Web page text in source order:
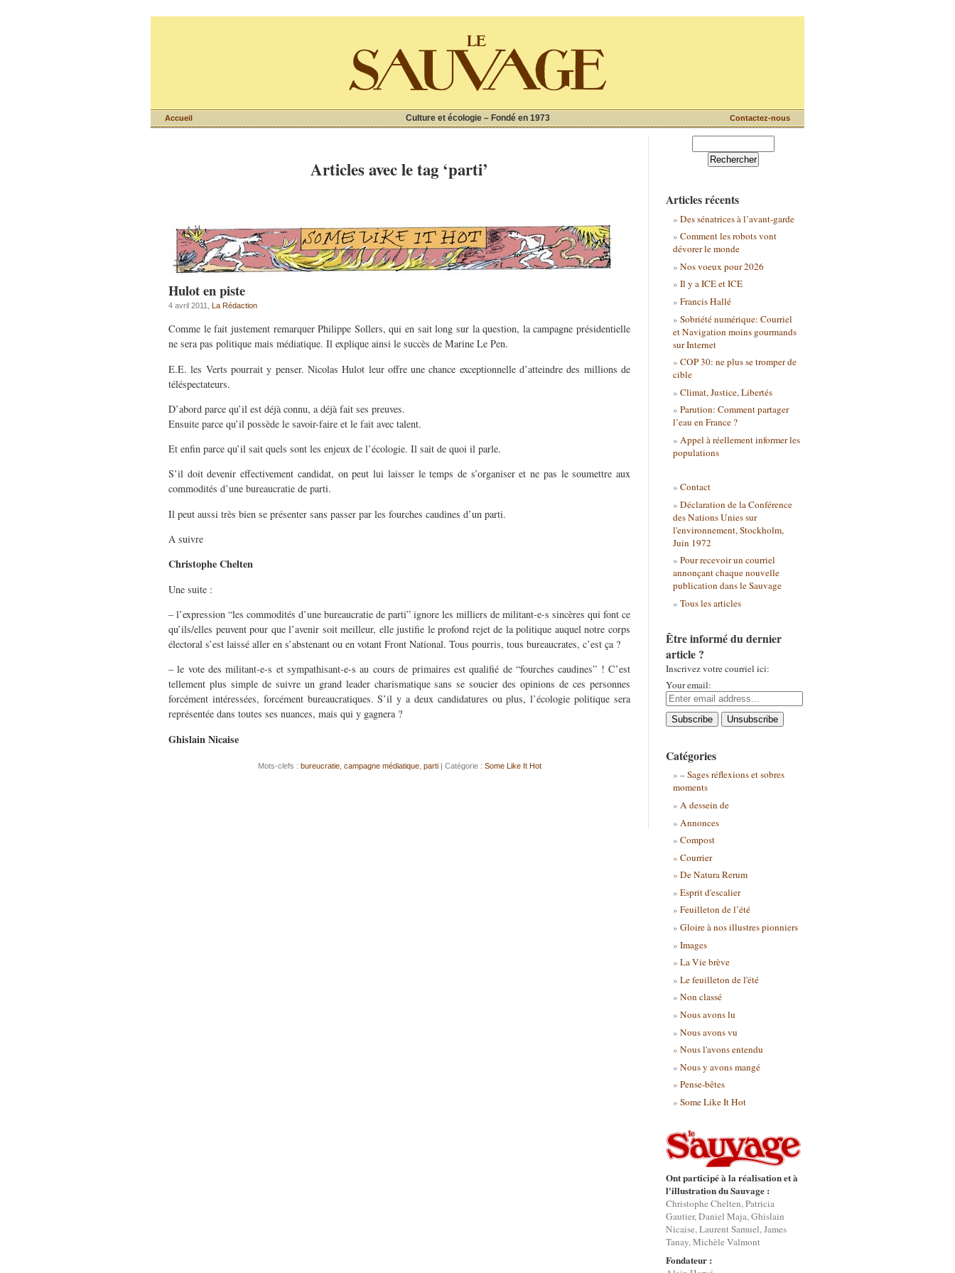
Culture et écologie – Fondé en 1973
Accueil Contactez-nous
Articles avec le tag ‘parti’
Hulot en piste
4 avril 2011, La Rédaction
Comme le fait justement remarquer Philippe Sollers, qui en sait long sur la question, la campagne présidentielle
ne sera pas politique mais médiatique. Il explique ainsi le succès de Marine Le Pen.
E.E. les Verts pourrait y penser. Nicolas Hulot leur offre une chance exceptionnelle d’atteindre des millions de
téléspectateurs.
D’abord parce qu’il est déjà connu, a déjà fait ses preuves.
Ensuite parce qu’il possède le savoir-faire et le fait avec talent.
Et enfin parce qu’il sait quels sont les enjeux de l’écologie. Il sait de quoi il parle.
S’il doit devenir effectivement candidat, on peut lui laisser le temps de s’organiser et ne pas le soumettre aux
commodités d’une bureaucratie de parti.
Il peut aussi très bien se présenter sans passer par les fourches caudines d’un parti.
A suivre
Christophe Chelten
Une suite :
– l’expression “les commodités d’une bureaucratie de parti” ignore les milliers de militant-e-s sincères qui font ce
qu’ils/elles peuvent pour que l’avenir soit meilleur, elle justifie le profond rejet de la politique auquel notre corps
électoral s’est laissé aller en s’abstenant ou en votant Front National. Tous pourris, tous bureaucrates, c’est ça ?
– le vote des militant-e-s et sympathisant-e-s au cours de primaires est qualifié de “fourches caudines” ! C’est
tellement plus simple de suivre un grand leader charismatique sans se soucier des opinions de ces personnes
forcément intéressées, forcément bureaucratiques. S’il y a deux candidatures ou plus, l’écologie politique sera
représentée dans toutes ses nuances, mais qui y gagnera ?
Ghislain Nicaise
Mots-clefs : bureucratie, campagne médiatique, parti| Catégorie : Some Like It Hot
Articles récents
Des sénatrices à l’avant-garde
Comment les robots vont
dévorer le monde
Nos voeux pour 2026
Il y a ICE et ICE
Francis Hallé
Sobriété numérique: Courriel
et Navigation moins gourmands
sur Internet
COP 30: ne plus se tromper de
cible
Climat, Justice, Libertés
Parution: Comment partager
l’eau en France ?
Appel à réellement informer les
populations
Contact
Déclaration de la Conférence
des Nations Unies sur
l'environnement, Stockholm,
Juin 1972
Pour recevoir un courriel
annonçant chaque nouvelle
publication dans le Sauvage
Tous les articles
Être informé du dernier
article ?
Inscrivez votre courriel ici:
Your email:
Catégories
– Sages réflexions et sobres
moments
A dessein de
Annonces
Compost
Courrier
De Natura Rerum
Esprit d'escalier
Feuilleton de l’été
Gloire à nos illustres pionniers
Images
La Vie brève
Le feuilleton de l'été
Non classé
Nous avons lu
Nous avons vu
Nous l'avons entendu
Nous y avons mangé
Pense-bêtes
Some Like It Hot
Ont participé à la réalisation et à
l'illustration du Sauvage :
Christophe Chelten, Patricia
Gautier, Daniel Maja, Ghislain
Nicaise, Laurent Samuel, James
Tanay, Michèle Valmont
Fondateur :